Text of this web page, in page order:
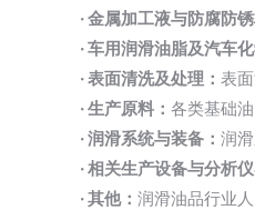
· 金属加工液与防腐防锈
· 车用润滑油脂及汽车
· 表面清洗及处理： 表
· 生产原料： 各类基础
· 润滑系统与装备： 润
· 相关生产设备与分析仪
· 其他： 润滑油品行业